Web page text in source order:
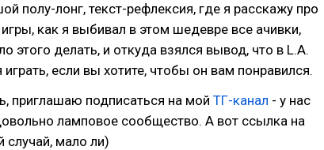
полу-лонг, текст-рефлексия, где я расскажу про
как я выбивал в этом шедевре все ачивки,
этого делать, и откуда взялся вывод, что в L.A.
если вы хотите, чтобы он вам понравился.
приглашаю подписаться на мой ТГ-канал - у нас
ламповое сообщество. А вот ссылка на
случай, мало ли)